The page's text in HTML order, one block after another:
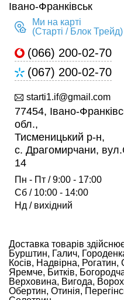
Івано-Франківськ
Ми на карті
(Старті / Блок Трейд)
(066) 200-02-70
(067) 200-02-70
starti1.if@gmail.com
77454, Івано-
обл.,
Тисменицький р-н,
c. Драгомирчани,
14
Пн - Пт / 9:00 - 17:00
Сб / 10:00 - 14:00
Нд / вихідний
Доставка товарів
Бурштин, Галич,
Косів, Надвірна,
Яремче, Битків,
Верховина, Вигода,
Обертин, Отинія,